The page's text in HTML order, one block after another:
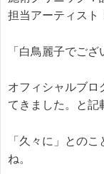
担当アーティスト
「白鳥麗子でご
オフィシャルブロ
てきました。と記
「久々に」との
ね。